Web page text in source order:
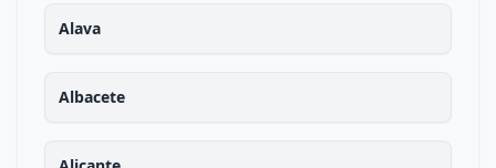
Alava
Albacete